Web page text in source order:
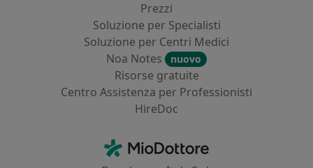
Prezzi
Soluzione per Specialisti
Soluzione per Centri Medici
Noa Notes
nuovo
Risorse gratuite
Centro Assistenza per Professionisti
HireDoc
MioDottore - Homepage